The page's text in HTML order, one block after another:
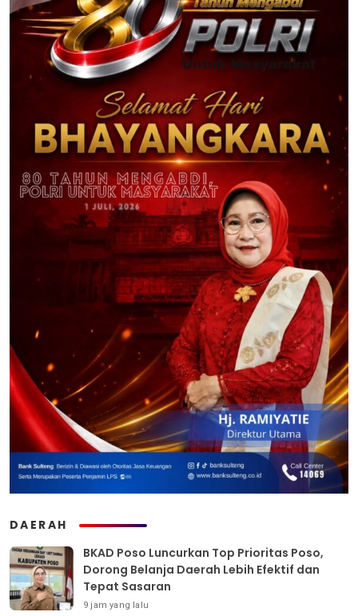
DAERAH
BKAD Poso Luncurkan Top Prioritas Poso,
Dorong Belanja Daerah Lebih Efektif dan
Tepat Sasaran
9 jam yang lalu